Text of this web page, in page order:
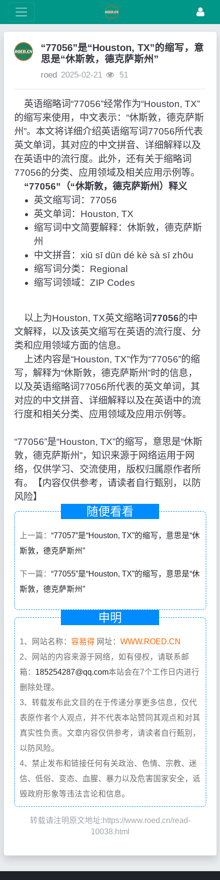
“77056”是“Houston, TX”的缩写，意
思是“休斯敦，德克萨斯州”
roed 2025-02-21 51
英语缩略词“77056”经常作为“Houston, TX”
的缩写来使用，中文表示：“休斯敦，德克萨斯
州”。本文将详细介绍英语缩写词77056所代表
英文单词，其对应的中文拼音、详细解释以及
在英语中的流行度。此外，还有关于缩略词
77056的分类、应用领域及相关应用示例等。
“77056”（“休斯敦，德克萨斯州）释义
英文缩写词：77056
英文单词：Houston, TX
缩写词中文简要解释：休斯敦，德克萨斯
州
中文拼音：xiū sī dūn dé kè sà sī zhōu
缩写词分类：Regional
缩写词领域：ZIP Codes
以上为Houston, TX英文缩略词77056的中
文解释，以及该英文缩写在英语的流行度、分
类和应用领域方面的信息。
上述内容是“Houston, TX”作为“77056”的缩
写，解释为“休斯敦，德克萨斯州”时的信息，
以及英语缩略词77056所代表的英文单词，其
对应的中文拼音、详细解释以及在英语中的流
行度和相关分类、应用领域及应用示例等。
“77056”是“Houston, TX”的缩写，意思是“休斯
敦，德克萨斯州”，知识来源于网络运用于网
络，仅供学习、交流使用，版权归属原作者所
有。【内容仅供参考，请读者自行甄别，以防
风险】
随便看看
上一篇： “77057”是“Houston, TX”的缩写，意思是“休
斯敦，德克萨斯州”
下一篇： “77055”是“Houston, TX”的缩写，意思是“休
斯敦，德克萨斯州”
申明
1、网站名称： 容易得 网址： WWW.ROED.CN
2、网站的内容来源于网络，如有侵权，请联系邮
箱： 185254287@qq.com本站会在7个工作日内进行
删除处理。
3、转载发布此文目的在于传递分享更多信息，仅代
表原作者个人观点，并不代表本站赞同其观点和对其
真实性负责。文章内容仅供参考，请读者自行甄别，
以防风险。
4、禁止发布和链接任何有关政治、色情、宗教、迷
信、低俗、变态、血腥、暴力以及危害国家安全，诋
毁政府形象等违法言论和信息。
转载请注明原文地址:https://www.roed.cn/read-
10038.html